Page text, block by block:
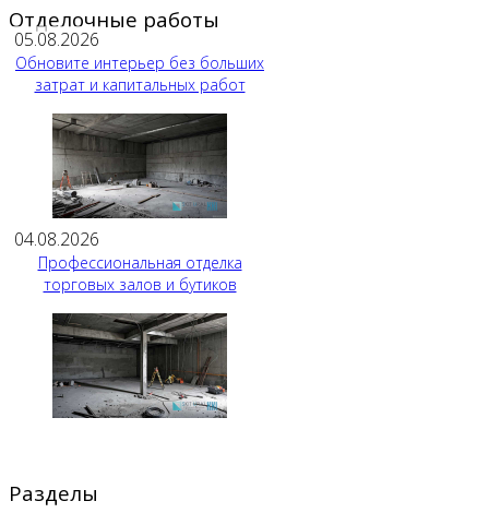
Отделочные работы
05.08.2026
Обновите интерьер без больших
затрат и капитальных работ
04.08.2026
Профессиональная отделка
торговых залов и бутиков
Разделы